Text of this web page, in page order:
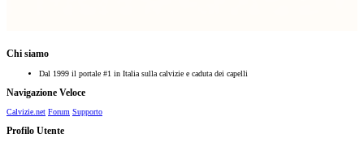
Chi siamo
Dal 1999 il portale #1 in Italia sulla calvizie e caduta dei capelli
Navigazione Veloce
Calvizie.net Forum Supporto
Profilo Utente